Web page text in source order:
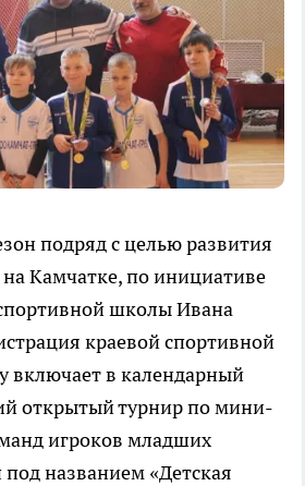
подряд с целью развития
на Камчатке, по инициативе
школы Ивана
краевой спортивной
включает в календарный
открытый турнир по мини-
игроков младших
названием «Детская